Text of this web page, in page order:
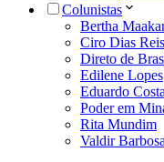
Colunistas
Bertha
Ciro Dias Reis
Direto de
Edilene Lopes
Eduardo Costa
Poder em
Rita Mundim
Valdir Barbosa